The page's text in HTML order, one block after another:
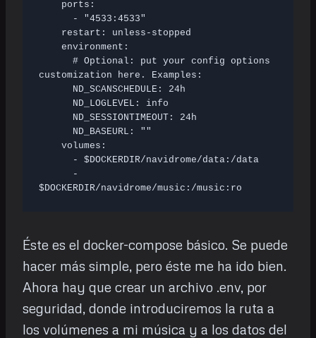
customization here. Examples:
$DOCKERDIR/navidrome/music:/music:ro
Éste es el docker-compose básico. Se puede
hacer más simple, pero éste me ha ido bien.
Ahora hay que crear un archivo .env, por
seguridad, donde introduciremos la ruta a
los volúmenes a mi música y a los datos del